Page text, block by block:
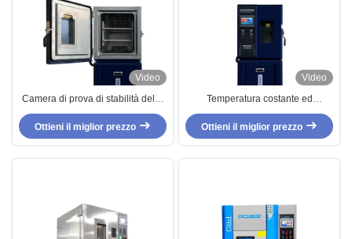
Video
Camera di prova di stabilità della
temperatura e dell'umidità con
raffreddamento ad aria
Ottieni il miglior prezzo
Video
Temperatura costante ed
elettronico ambientale delle
camere di prova di umidità
alimentato
Ottieni il miglior prezzo